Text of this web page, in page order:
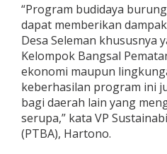
“Program budidaya
dapat memberikan
Desa Seleman khususnya
Kelompok Bangsal
ekonomi maupun
keberhasilan program ini
bagi daerah lain yang
serupa,” kata VP
(PTBA), Hartono.